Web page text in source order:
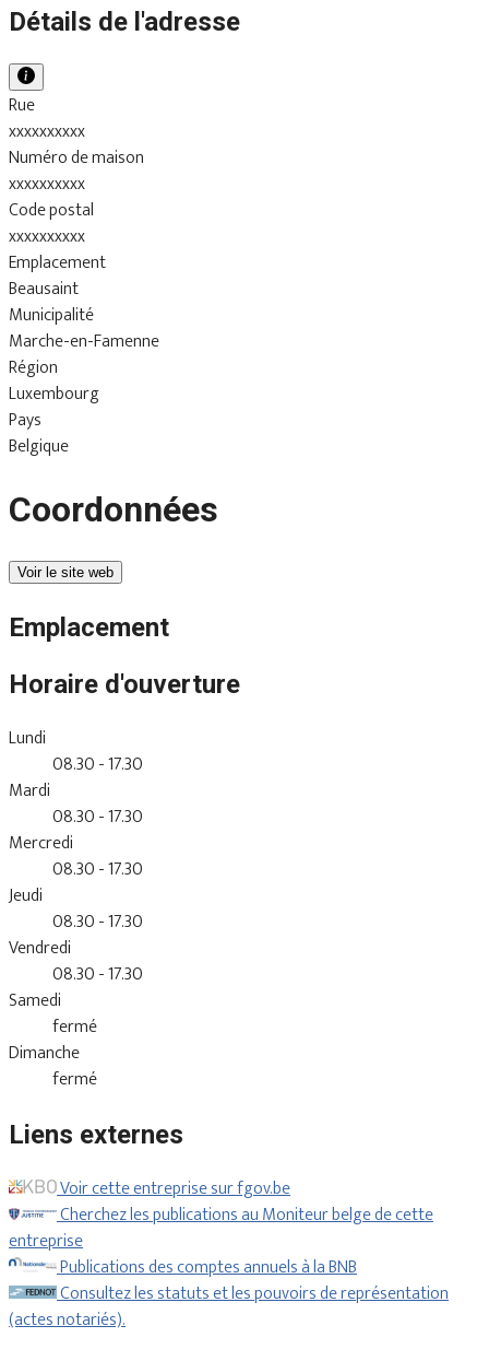
Détails de l'adresse
Rue
xxxxxxxxxx
Numéro de maison
xxxxxxxxxx
Code postal
xxxxxxxxxx
Emplacement
Beausaint
Municipalité
Marche-en-Famenne
Région
Luxembourg
Pays
Belgique
Coordonnées
Voir le site web
Emplacement
Horaire d'ouverture
Lundi
08.30 - 17.30
Mardi
08.30 - 17.30
Mercredi
08.30 - 17.30
Jeudi
08.30 - 17.30
Vendredi
08.30 - 17.30
Samedi
fermé
Dimanche
fermé
Liens externes
Voir cette entreprise sur fgov.be
Cherchez les publications au Moniteur belge de cette
entreprise
Publications des comptes annuels à la BNB
Consultez les statuts et les pouvoirs de représentation
(actes notariés).